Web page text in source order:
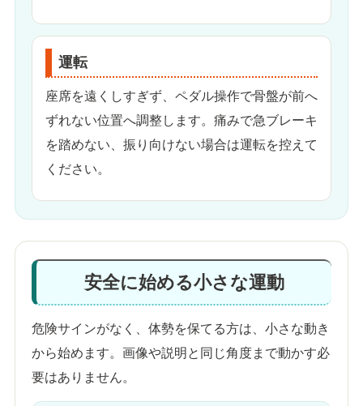
運転
座席を遠くしすぎず、ペダル操作で骨盤が前へ
ずれない位置へ調整します。痛みで急ブレーキ
を踏めない、振り向けない場合は運転を控えて
ください。
安全に始める小さな運動
危険サインがなく、体勢を保てる方は、小さな動き
から始めます。画像や説明と同じ角度まで動かす必
要はありません。